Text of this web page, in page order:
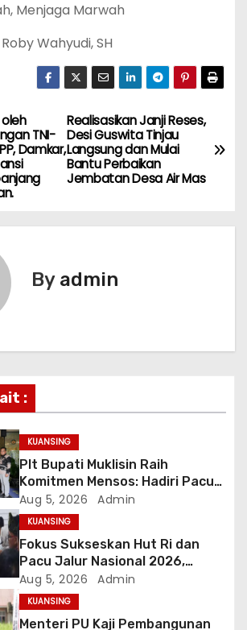
Menjaga Marwah
Wahyudi, SH
Realisasikan Janji Reses,
Desi Guswita Tinjau
Langsung dan Mulai
Bantu Perbaikan
Jembatan Desa Air Mas
TNI-
Damkar,
By admin
:
KUANSING
Plt Bupati Muklisin Raih
Komitmen Mensos: Hadiri Pacu
Jalur 2026 dan Resmikan
Sekolah Rakyat Kuansing
Aug 5, 2026 Admin
KUANSING
Fokus Sukseskan Hut Ri dan
Pacu Jalur Nasional 2026,
Pemkab Kuansing Perkuat
Sinergi Antarwilayah
Aug 5, 2026 Admin
KUANSING
Menteri PU Kaji Pembangunan